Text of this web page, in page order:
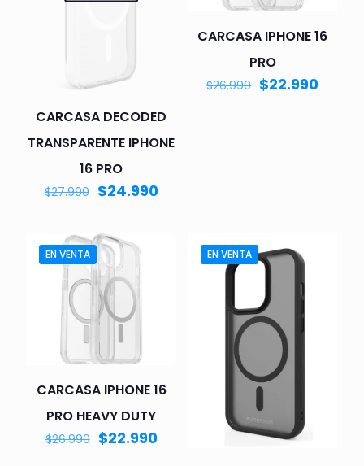
CARCASA DECODED
TRANSPARENTE IPHONE
16 PRO
$27.990 $24.990
CARCASA IPHONE 16
PRO
$26.990 $22.990
EN VENTA
CARCASA IPHONE 16
PRO HEAVY DUTY
$26.990 $22.990
EN VENTA